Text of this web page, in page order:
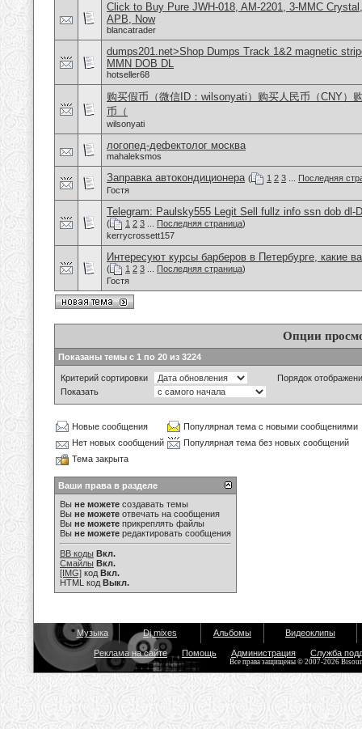
Click to Buy Pure JWH-018, AM-2201, 3-MMC
APB, Now
blancatrader
dumps201.net>Shop Dumps Track 1&2 magnetic
MMN DOB DL
hotseller68
购买假币（微信ID：wilsonyati）购买人民币（CNY）
币（
wilsonyati
логопед-дефектолог москва
mahaleksmos
Заправка автокондиционера ( 1 2 3
Последняя
Гостя
Telegram: Paulsky555 Legit Sell fullz info ssn dob dl-
( 1 2 3 Последняя страница)
kerrycrossett157
Интересуют курсы барберов в Петербурге, какие
( 1 2 3 Последняя страница)
Гостя
Опции
Показаны темы с 1 по 20 из 3224
Критерий сортировки
Порядок
Показать
Новые сообщения
Популярная тема с новыми сообщениями
Нет новых сообщений
Популярная тема без новых сообщений
Тема закрыта
Ваши права в разделе
Вы не можете создавать темы
Вы не можете отвечать на сообщения
Вы не можете прикреплять файлы
Вы не можете редактировать сообщения
BB коды Вкл.
Смайлы Вкл.
[IMG] код Вкл.
HTML код Выкл.
Музыка Dj mixes Альбомы Видеоклипы
Реклама на сайте Помощь Администрация Служба
Все права защищены © 2007-2026